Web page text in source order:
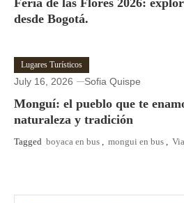
Feria de las Flores 2026:
desde Bogotá.
Lugares Turísticos
July 16, 2026 Sofia Quispe
Monguí: el pueblo que te
naturaleza y tradición
Tagged boyaca en bus , mongui en bus ,